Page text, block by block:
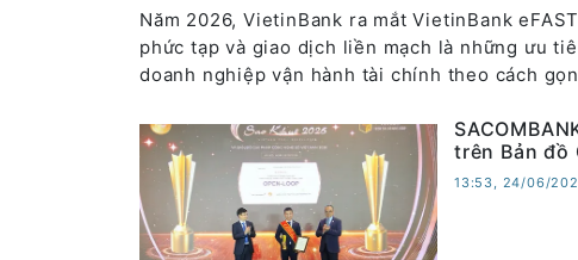
Năm 2026, VietinBank ra mắt VietinBank
phức tạp và giao dịch liền mạch là những ưu
doanh nghiệp vận hành tài chính theo cách
trên Bản đồ
13:53, 24/06/